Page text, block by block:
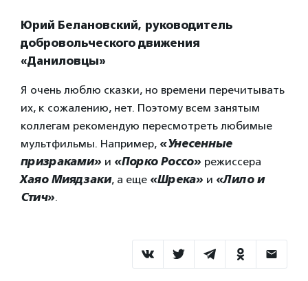
Юрий Белановский, руководитель
добровольческого движения
«Даниловцы»
Я очень люблю сказки, но времени перечитывать
их, к сожалению, нет. Поэтому всем занятым
коллегам рекомендую пересмотреть любимые
мультфильмы. Например, «Унесенные
призраками» и «Порко Россо» режиссера
Хаяо Миядзаки, а еще «Шрека» и «Лило и
Стич».